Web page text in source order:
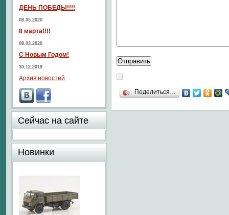
Поделиться…
ДЕНЬ ПОБЕДЫ!!!!
08.05.2020
8 марта!!!!
08.03.2020
С Новым Годом!
30.12.2019
Архив новостей
Сейчас на сайте
Новинки